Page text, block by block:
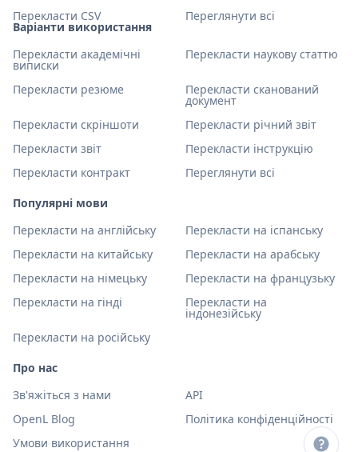
Варіанти використання
Перекласти академічні
виписки
Перекласти наукову статтю
Перекласти резюме Перекласти сканований
документ
Перекласти скріншоти
Перекласти річний звіт
Перекласти звіт
Перекласти інструкцію
Перекласти контракт
Переглянути всі
Популярні мови
Перекласти на англійську
Перекласти на іспанську
Перекласти на китайську
Перекласти на арабську
Перекласти на німецьку
Перекласти на французьку
Перекласти на гінді
Перекласти на
індонезійську
Перекласти на російську
Перекласти CSV
Переглянути всі
Про нас
Зв'яжіться з нами
API
OpenL Blog
Політика конфіденційності
Умови використання